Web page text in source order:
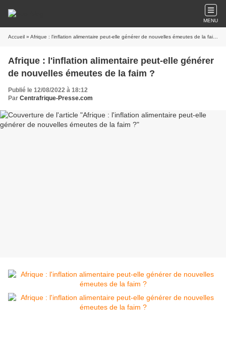
MENU
Accueil » Afrique : l'inflation alimentaire peut-elle générer de nouvelles émeutes de la faim ?
Afrique : l'inflation alimentaire peut-elle générer
de nouvelles émeutes de la faim ?
Publié le 12/08/2022 à 18:12
Par Centrafrique-Presse.com